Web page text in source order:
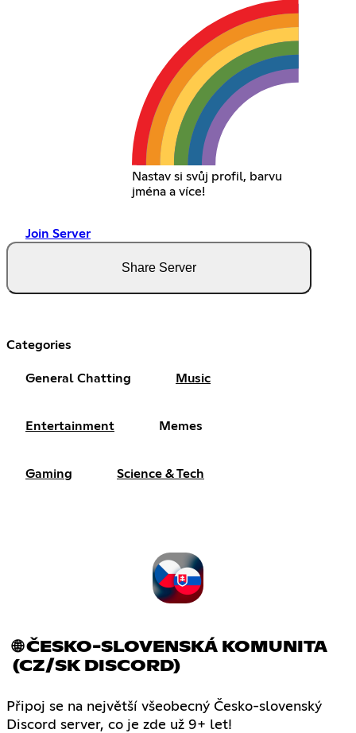
Nastav si svůj profil, barvu
jména a více!
Join Server
Share Server
Categories
General Chatting Music
Entertainment Memes
Gaming Science & Tech
🌐 ČESKO-SLOVENSKÁ KOMUNITA
(CZ/SK DISCORD)
Připoj se na největší všeobecný Česko-slovenský
Discord server, co je zde už 9+ let!